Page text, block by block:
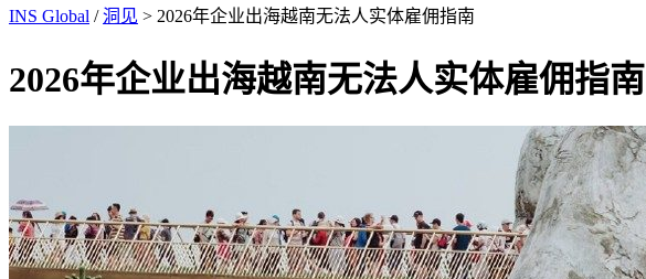
INS Global /洞见 > 2026年企业出海越南无法人实体雇佣指南
2026年企业出海越南无法人实体雇佣指南